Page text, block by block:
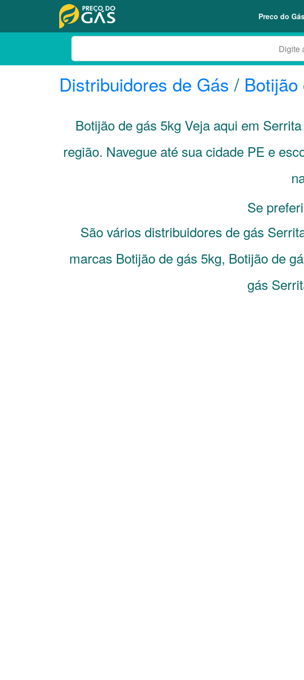
Preco do
Distribuidores de Gás/
Botijão de gás 5kg Veja aqui em Serrita
região. Navegue até sua cidade PE e
Se
São vários distribuidores de gás
marcas Botijão de gás 5kg, Botijão de
gás